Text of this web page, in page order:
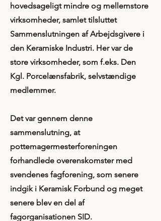
hovedsageligt mindre og mellemstore
virksomheder, samlet tilsluttet
Sammenslutningen af Arbejdsgivere i
den Keramiske Industri. Her var de
store virksomheder, som f.eks. Den
Kgl. Porcelænsfabrik, selvstændige
medlemmer.
​Det var gennem denne
sammenslutning, at
pottemagermesterforeningen
forhandlede overenskomster med
svendenes fagforening, som senere
indgik i Keramisk Forbund og meget
senere blev en del af
fagorganisationen SID.